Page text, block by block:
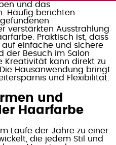
und das
Häufig berichten
verstärkten Ausstrahlung
Praktisch ist, dass
einfache und sichere
der Besuch im Salon
Kreativität kann direkt zu
Hausanwendung bringt
und Flexibilität.
und
Haarfarbe
Laufe der Jahre zu einer
die jedem Stil und